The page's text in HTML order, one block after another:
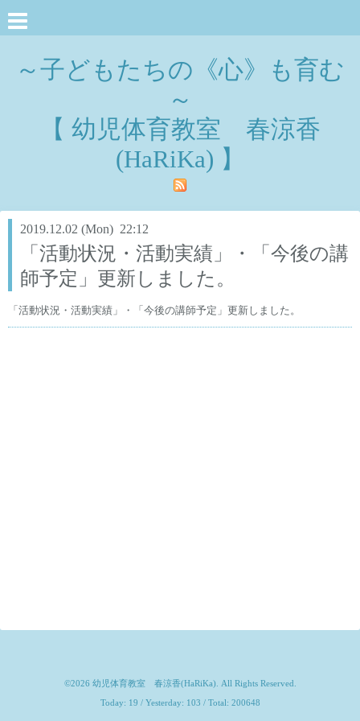
～子どもたちの《心》も育む
～
【 幼児体育教室 春涼香
(HaRiKa) 】
2019.12.02 (Mon) 22:12
「活動状況・活動実績」・「今後の講
師予定」更新しました。
「活動状況・活動実績」・「今後の講師予定」更新しました。
©2026 幼児体育教室 春涼香(HaRiKa) . All Rights Reserved.
Today: 19 / Yesterday: 103 / Total: 200648